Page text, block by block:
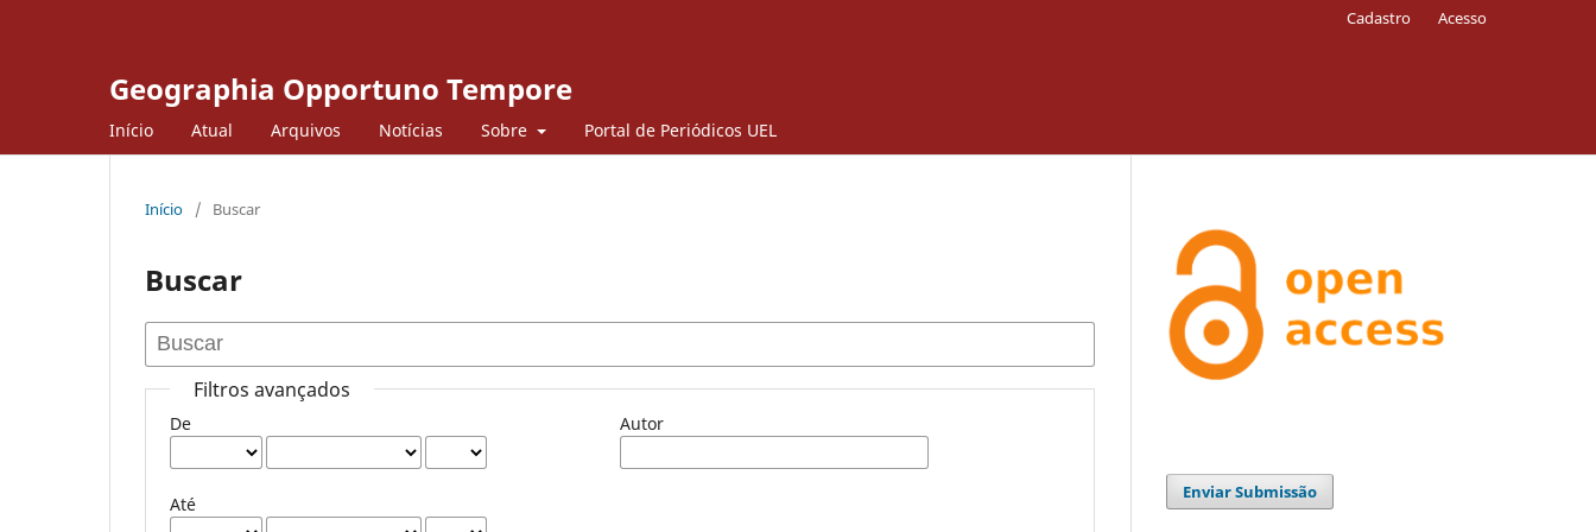
Geographia Opportuno Tempore
Início Atual Arquivos Notícias Sobre Portal de Periódicos UEL
Cadastro Acesso
Início / Buscar
Buscar
Filtros avançados
De
Até
Autor
Enviar Submissão